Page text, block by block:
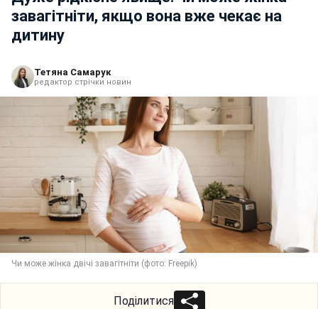
завагітніти, якщо вона вже чекає на
дитину
Тетяна Самарук
редактор стрічки новин
Чи може жінка двічі завагітніти (фото: Freepik)
Поділитися